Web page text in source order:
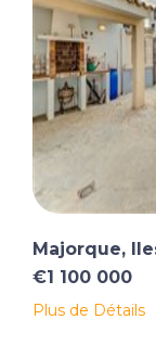
Majorque,
€1 100 000
Plus de Détails